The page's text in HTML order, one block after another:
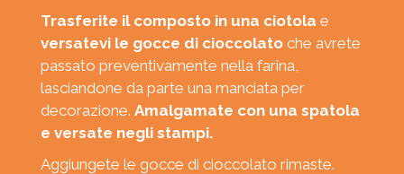
Trasferite il composto in una ciotola e
versatevi le gocce di cioccolato che avrete
passato preventivamente nella farina,
lasciandone da parte una manciata per
decorazione. Amalgamate con una spatola
e versate negli stampi.
Aggiungete le gocce di cioccolato rimaste.